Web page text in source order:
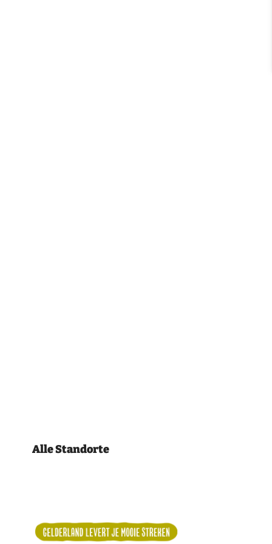
Alle Standorte